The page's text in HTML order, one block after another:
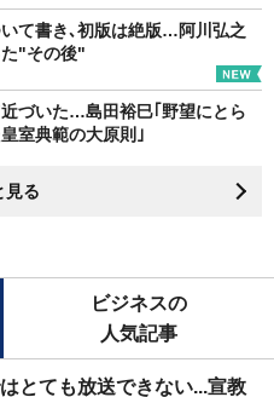
て書き､初版は絶版…阿川弘之
"その後"
づいた…島田裕巳｢野望にとら
室典範の大原則｣
見る
ビジネスの
人気記事
とても放送できない...宣教